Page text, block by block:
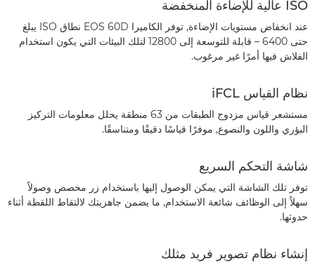
ISO عالية للإضاءة المنخفضة
عند انخفاض مستويات الإضاءة, توفر الكاميرا EOS 60D نطاق ISO يبلغ
حتى 6400 – قابلة للتوسعة إلى 12800 لتلك البيئات التي يكون استخدام
الفلاش فيها أمرًا غير مرغوب.
نظام القياس iFCL
مستشعر قياس مزدوج الطبقات من 63 منطقة يحلل معلومات التركيز
البؤري واللون والنصوع, موفرًا قياسًا دقيقًا ومتناسقًا.
شاشة التحكم السريع
توفر تلك الشاشة التي يمكن الوصول إليها باستخدام زر مخصص وصولاً
سهلاً إلى الوظائف شائعة الاستخدام, ما يضمن جاهزيتك لالتقاط اللقطة أثناء
حدوثها.
إنشاء نظام تصوير فريد مثلك